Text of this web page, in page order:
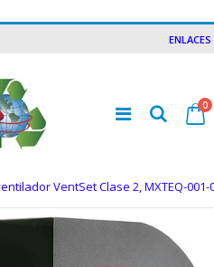
ENLACES
0
VentSet Clase 2, MXTEQ-001-